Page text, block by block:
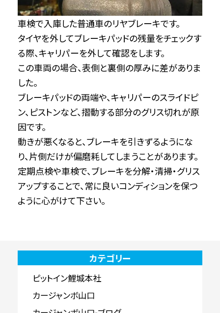
車検で入庫した普通車のリヤブレーキです。
タイヤを外してブレーキパッドの残量をチェックす
る際、キャリパーを外して確認をします。
この車両の場合、表側と裏側の厚みに差がありま
した。
ブレーキパッドの両端や、キャリパーのスライドピ
ン、ピストンなど、摺動する部分のグリス切れが原
因です。
動きが悪くなると、ブレーキを引きずるようにな
り、片側だけが偏磨耗してしまうことがあります。
定期点検や車検で、ブレーキを分解・清掃・グリス
アップすることで、常に良いコンディションを保つ
ように心がけて下さい。
カテゴリー
ピットイン鯉城本社
カージャンボ山口